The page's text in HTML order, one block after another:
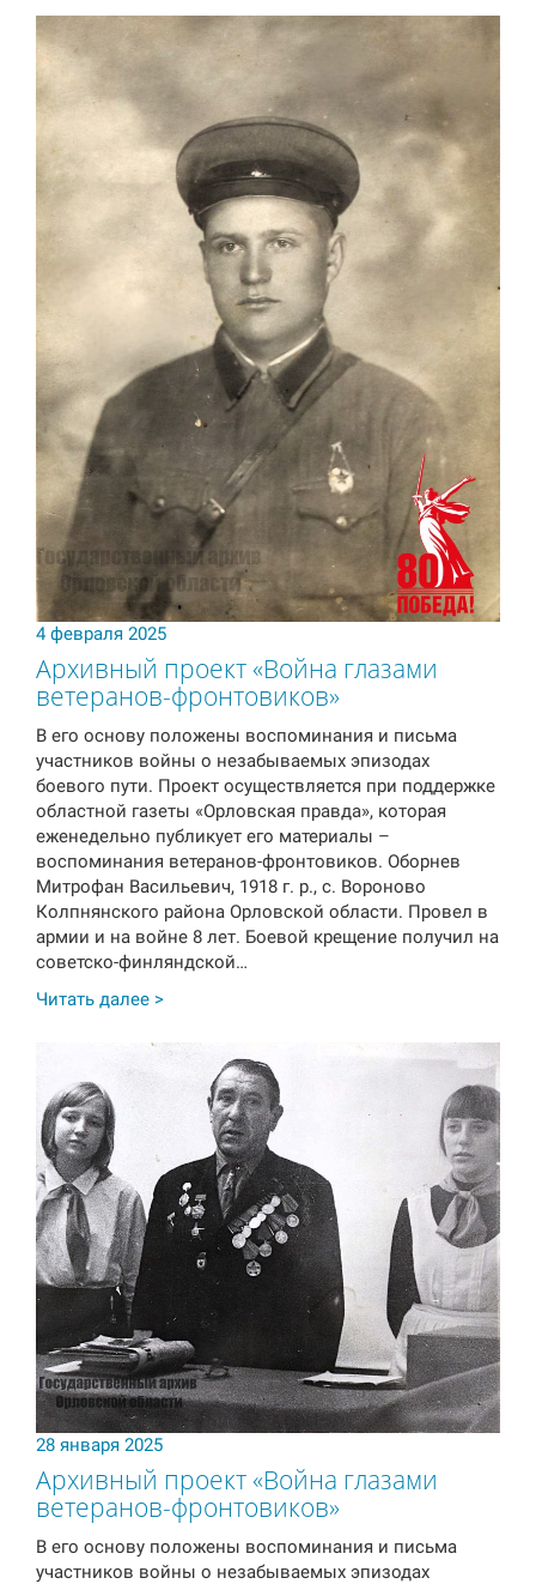
4 февраля 2025
Архивный проект «Война глазами
ветеранов-фронтовиков»
В его основу положены воспоминания и письма
участников войны о незабываемых эпизодах
боевого пути. Проект осуществляется при поддержке
областной газеты «Орловская правда», которая
еженедельно публикует его материалы –
воспоминания ветеранов-фронтовиков. Оборнев
Митрофан Васильевич, 1918 г. р., с. Вороново
Колпнянского района Орловской области. Провел в
армии и на войне 8 лет. Боевой крещение получил на
советско-финляндской…
Читать далее >
28 января 2025
Архивный проект «Война глазами
ветеранов-фронтовиков»
В его основу положены воспоминания и письма
участников войны о незабываемых эпизодах